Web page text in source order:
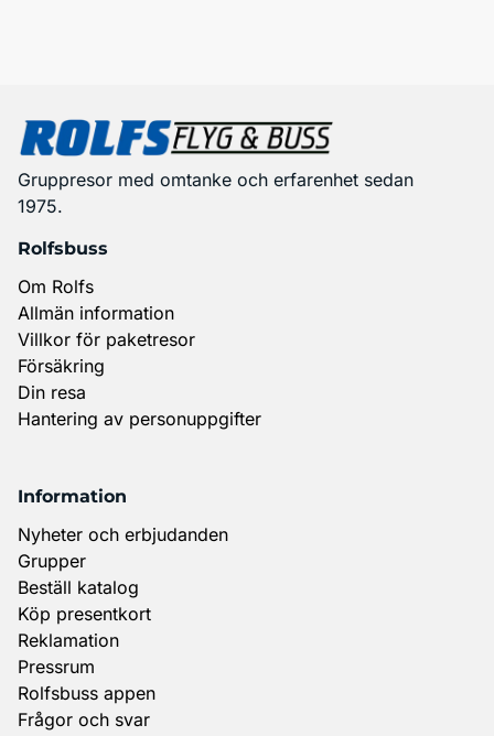
Gruppresor med omtanke och erfarenhet sedan
1975.
Rolfsbuss
Om Rolfs
Allmän information
Villkor för paketresor
Försäkring
Din resa
Hantering av personuppgifter
Information
Nyheter och erbjudanden
Grupper
Beställ katalog
Köp presentkort
Reklamation
Pressrum
Rolfsbuss appen
Frågor och svar